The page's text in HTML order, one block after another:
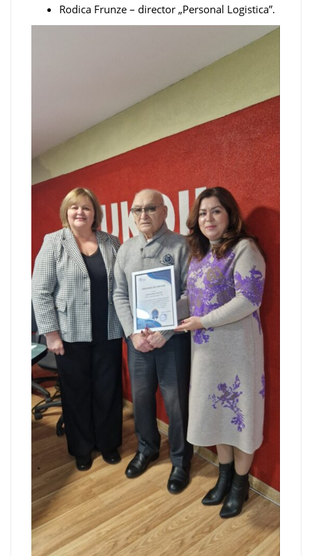
Rodica Frunze – director „Personal Logistica”.